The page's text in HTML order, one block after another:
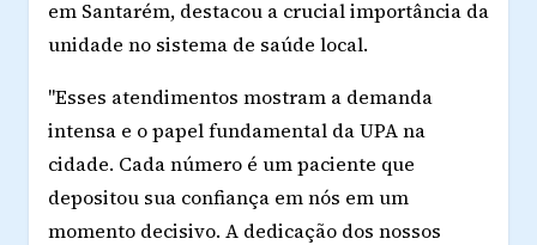
em Santarém, destacou a crucial importância da
unidade no sistema de saúde local.
"Esses atendimentos mostram a demanda
intensa e o papel fundamental da UPA na
cidade. Cada número é um paciente que
depositou sua confiança em nós em um
momento decisivo. A dedicação dos nossos